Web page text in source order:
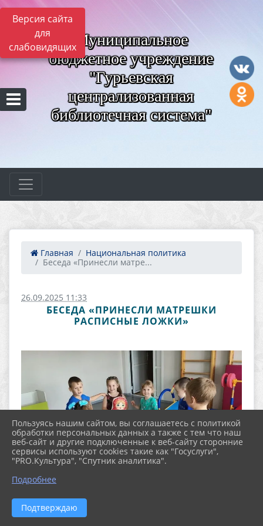
Версия сайта
для
слабовидящих Муниципальное
бюджетное учреждение
"Гурьевская
централизованная
библиотечная система"
Главная
Национальная политика
Беседа «Принесли матре...
26.09.2025 11:33
БЕСЕДА «ПРИНЕСЛИ МАТРЕШКИ
РАСПИСНЫЕ ЛОЖКИ»
Пользуясь нашим сайтом, вы соглашаетесь с политикой
обработки персональных данных а также с тем что наш
веб-сайт и другие подключенные к веб-сайту сторонние
сервисы используют cookies такие как "Госуслуги",
"PRO.Культура", "Спутник аналитика".
Подробнее
Подтверждаю